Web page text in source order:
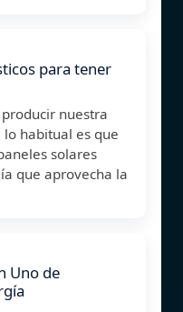
para tener
nuestra
habitual es que
solares
que aprovecha la
Uno de